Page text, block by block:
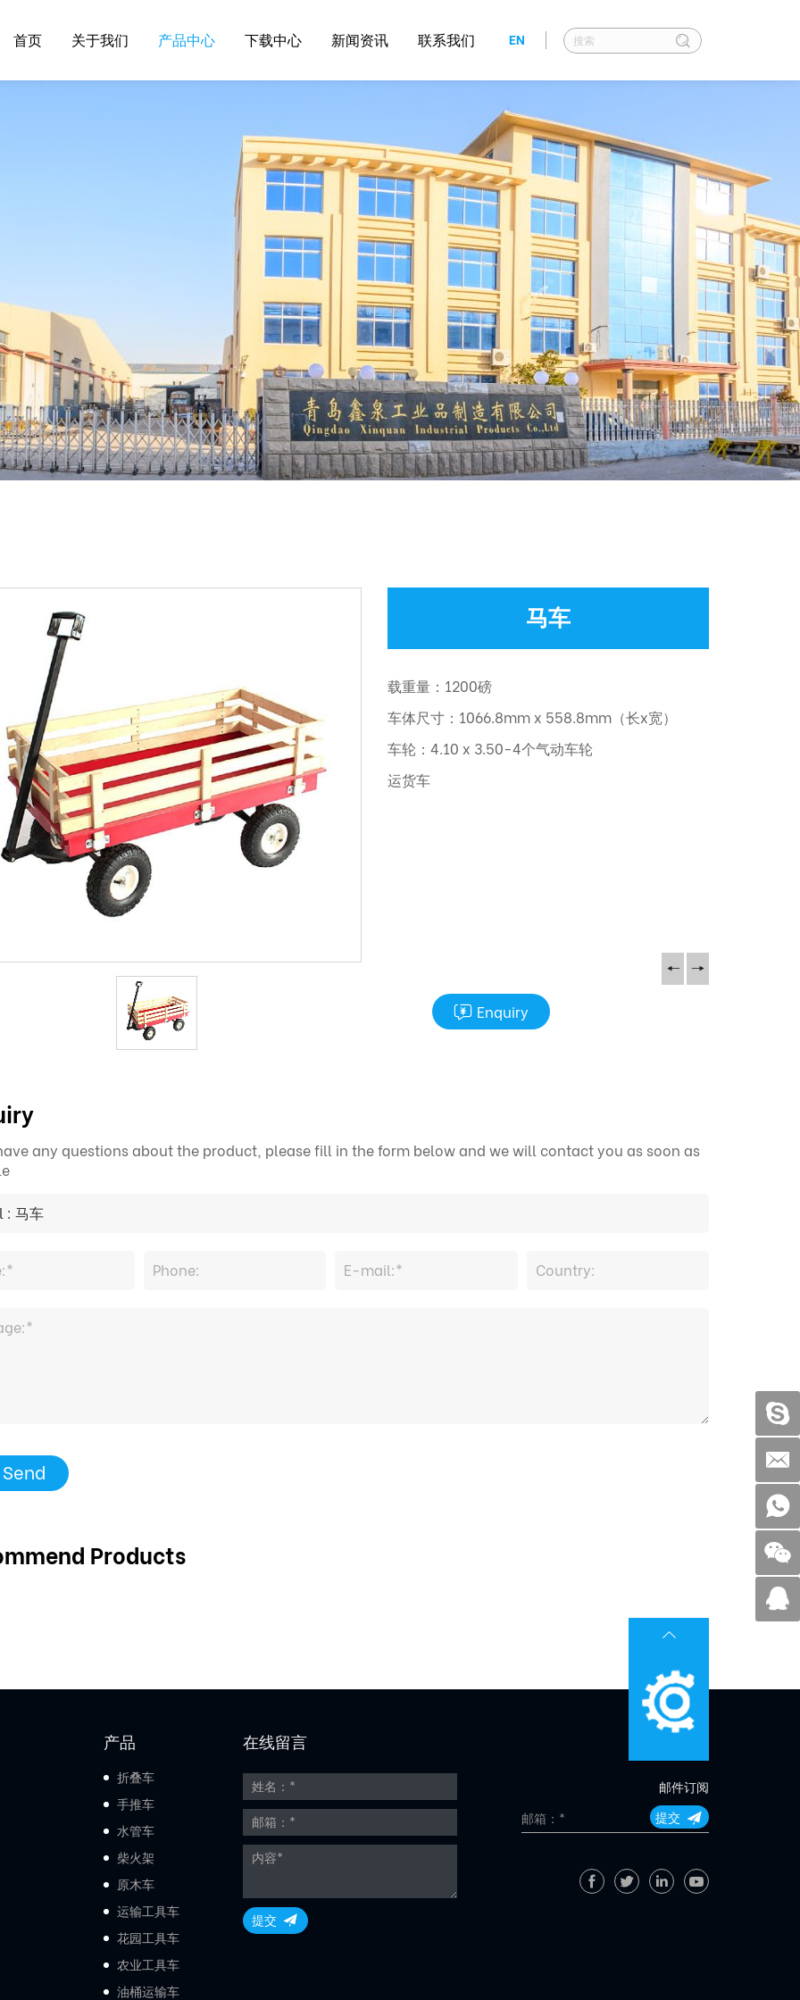
首页 关于我们 产品中心 下载中心 新闻资讯 联系我们 EN
马车
载重量：1200磅
车体尺寸：1066.8mm x 558.8mm（长x宽）
车轮：4.10 x 3.50-4个气动车轮
运货车
Enquiry
any questions about the product, please fill in the form below and we will contact you as soon as
Send
Products
产品
折叠车
手推车
水管车
柴火架
原木车
运输工具车
花园工具车
农业工具车
油桶运输车
在线留言
提交
邮件订阅
提交